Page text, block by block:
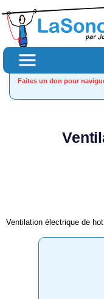
Faites un don pour
Ventilation électrique de